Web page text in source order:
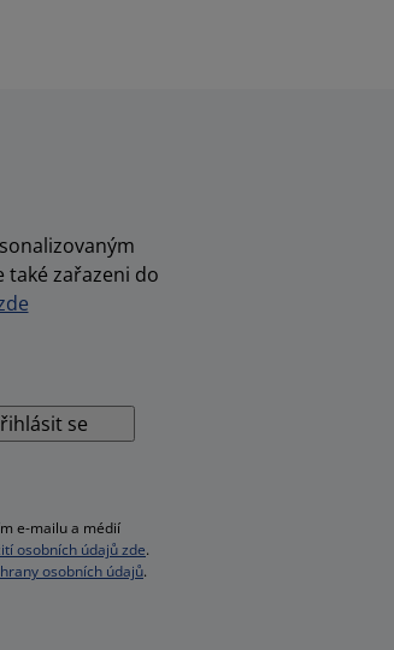
zařazeni do
se
e-mailu a médií
osobních údajů zde.
osobních údajů.